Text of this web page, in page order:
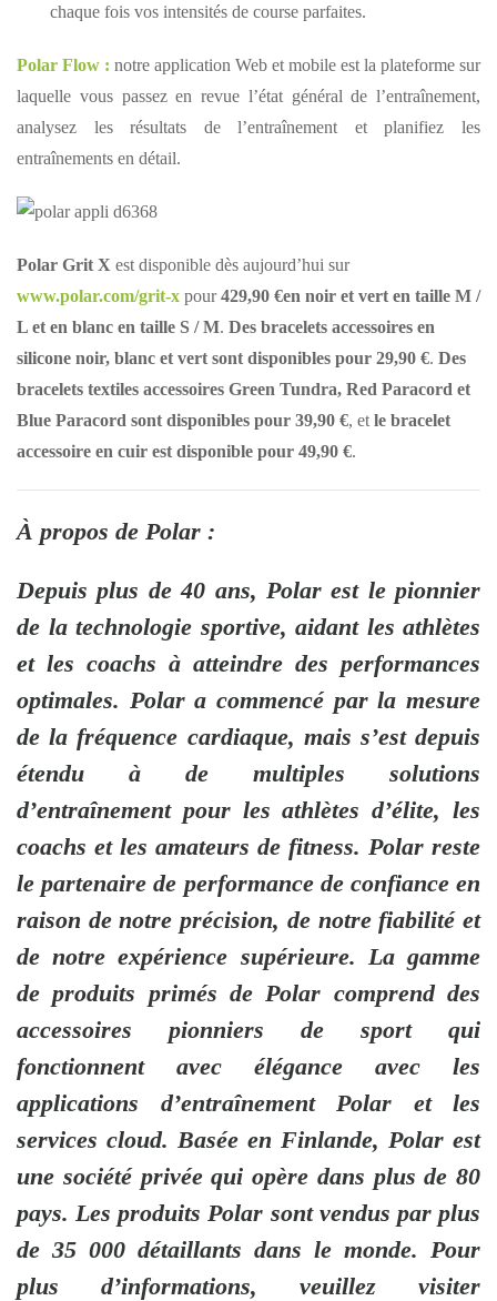
chaque fois vos intensités de course parfaites.
Polar Flow : notre application Web et mobile est la plateforme sur
laquelle vous passez en revue l’état général de l’entraînement,
analysez les résultats de l’entraînement et planifiez les
entraînements en détail.
Polar Grit X est disponible dès aujourd’hui sur
www.polar.com/grit-x pour429,90 €en noir et vert en taille M /
L et en blanc en taille S / M. Des bracelets accessoires en
silicone noir, blanc et vert sont disponibles pour 29,90 €. Des
bracelets textiles accessoires Green Tundra, Red Paracord et
Blue Paracord sont disponibles pour 39,90 €, et le bracelet
accessoire en cuir est disponible pour 49,90 €.
À propos de Polar :
Depuis plus de 40 ans, Polarest le pionnier
de la technologie sportive, aidant les athlètes
et les coachs à atteindre des performances
optimales. Polar a commencé par la mesure
de la fréquence cardiaque, mais s’est depuis
étendu à de multiples solutions
d’entraînement pour les athlètes d’élite, les
coachs et les amateurs de fitness. Polar reste
le partenaire de performance de confiance en
raison de notre précision, de notre fiabilité et
de notre expérience supérieure. La gamme
de produits primés de Polar comprend des
accessoires pionniers de sport qui
fonctionnent avec élégance avec les
applications d’entraînement Polar et les
services cloud. Basée en Finlande, Polar est
une société privée qui opère dans plus de 80
pays. Les produits Polar sont vendus par plus
de 35 000 détaillants dans le monde. Pour
plus d’informations, veuillez visiter